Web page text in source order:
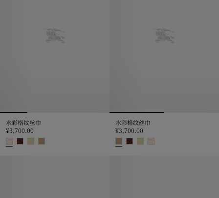
水彩格纹丝巾
¥3,700.00
水彩格纹丝巾
¥3,700.00